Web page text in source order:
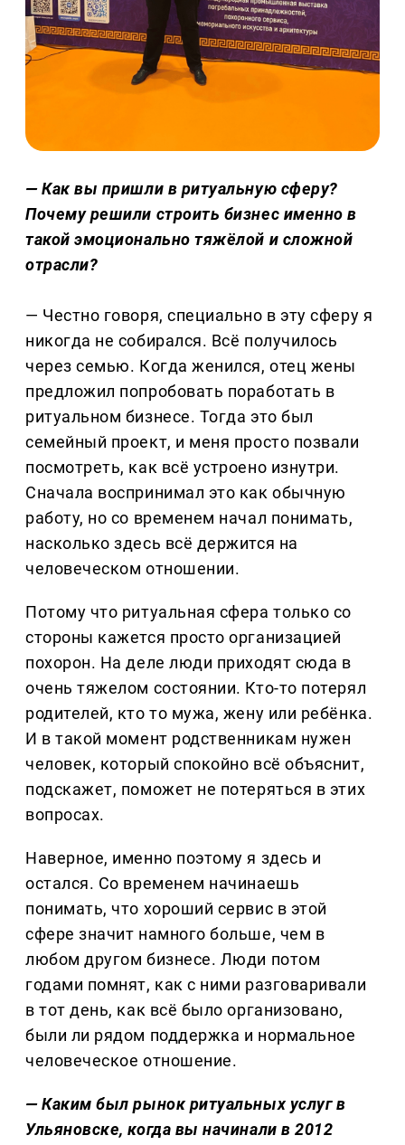
— Как вы пришли в ритуальную сферу?
Почему решили строить бизнес именно в
такой эмоционально тяжёлой и сложной
отрасли?
— Честно говоря, специально в эту сферу я
никогда не собирался. Всё получилось
через семью. Когда женился, отец жены
предложил попробовать поработать в
ритуальном бизнесе. Тогда это был
семейный проект, и меня просто позвали
посмотреть, как всё устроено изнутри.
Сначала воспринимал это как обычную
работу, но со временем начал понимать,
насколько здесь всё держится на
человеческом отношении.
Потому что ритуальная сфера только со
стороны кажется просто организацией
похорон. На деле люди приходят сюда в
очень тяжелом состоянии. Кто-то потерял
родителей, кто то мужа, жену или ребёнка.
И в такой момент родственникам нужен
человек, который спокойно всё объяснит,
подскажет, поможет не потеряться в этих
вопросах.
Наверное, именно поэтому я здесь и
остался. Со временем начинаешь
понимать, что хороший сервис в этой
сфере значит намного больше, чем в
любом другом бизнесе. Люди потом
годами помнят, как с ними разговаривали
в тот день, как всё было организовано,
были ли рядом поддержка и нормальное
человеческое отношение.
— Каким был рынок ритуальных услуг в
Ульяновске, когда вы начинали в 2012